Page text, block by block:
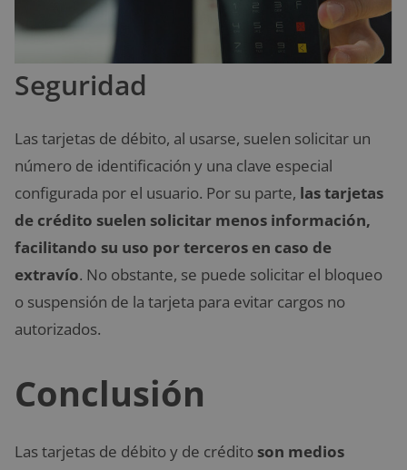
Seguridad
Las tarjetas de débito, al usarse, suelen solicitar un
número de identificación y una clave especial
configurada por el usuario. Por su parte, las tarjetas
de crédito suelen solicitar menos información,
facilitando su uso por terceros en caso de
extravío. No obstante, se puede solicitar el bloqueo
o suspensión de la tarjeta para evitar cargos no
autorizados.
Conclusión
Las tarjetas de débito y de crédito son medios